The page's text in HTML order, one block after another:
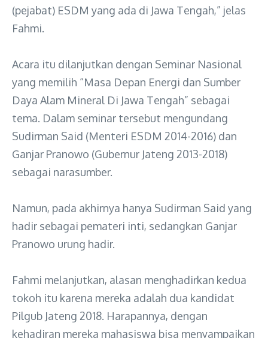
(pejabat) ESDM yang ada di Jawa Tengah,” jelas
Fahmi.
Acara itu dilanjutkan dengan Seminar Nasional
yang memilih “Masa Depan Energi dan Sumber
Daya Alam Mineral Di Jawa Tengah” sebagai
tema. Dalam seminar tersebut mengundang
Sudirman Said (Menteri ESDM 2014-2016) dan
Ganjar Pranowo (Gubernur Jateng 2013-2018)
sebagai narasumber.
Namun, pada akhirnya hanya Sudirman Said yang
hadir sebagai pemateri inti, sedangkan Ganjar
Pranowo urung hadir.
Fahmi melanjutkan, alasan menghadirkan kedua
tokoh itu karena mereka adalah dua kandidat
Pilgub Jateng 2018. Harapannya, dengan
kehadiran mereka mahasiswa bisa menyampaikan